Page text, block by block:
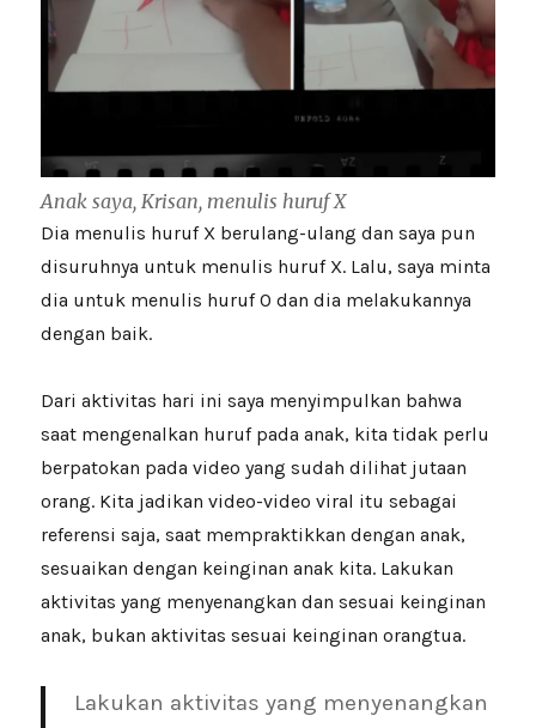
Anak saya, Krisan, menulis huruf X
Dia menulis huruf X berulang-ulang dan saya pun
disuruhnya untuk menulis huruf X. Lalu, saya minta
dia untuk menulis huruf O dan dia melakukannya
dengan baik.
Dari aktivitas hari ini saya menyimpulkan bahwa
saat mengenalkan huruf pada anak, kita tidak perlu
berpatokan pada video yang sudah dilihat jutaan
orang. Kita jadikan video-video viral itu sebagai
referensi saja, saat mempraktikkan dengan anak,
sesuaikan dengan keinginan anak kita. Lakukan
aktivitas yang menyenangkan dan sesuai keinginan
anak, bukan aktivitas sesuai keinginan orangtua.
Lakukan aktivitas yang menyenangkan